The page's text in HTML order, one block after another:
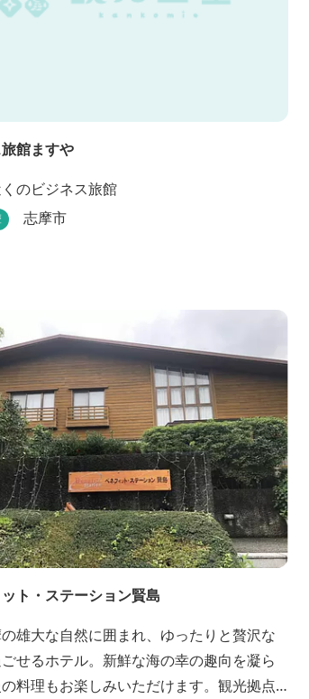
館ますや
のビジネス旅館
志摩市
ト・ステーション賢島
雄大な自然に囲まれ、ゆったりと贅沢な
せるホテル。新鮮な海の幸の趣向を凝ら
料理もお楽しみいただけます。観光拠点